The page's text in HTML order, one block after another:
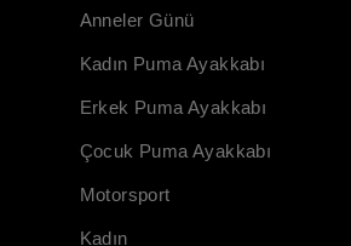
Anneler Günü
Kadın Puma Ayakkabı
Erkek Puma Ayakkabı
Çocuk Puma Ayakkabı
Motorsport
Kadın